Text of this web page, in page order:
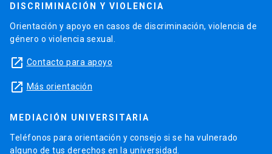
DISCRIMINACIÓN Y VIOLENCIA
Orientación y apoyo en casos de discriminación, violencia de
género o violencia sexual.
launch Contacto para apoyo
launch Más orientación
MEDIACIÓN UNIVERSITARIA
Teléfonos para orientación y consejo si se ha vulnerado
alguno de tus derechos en la universidad.